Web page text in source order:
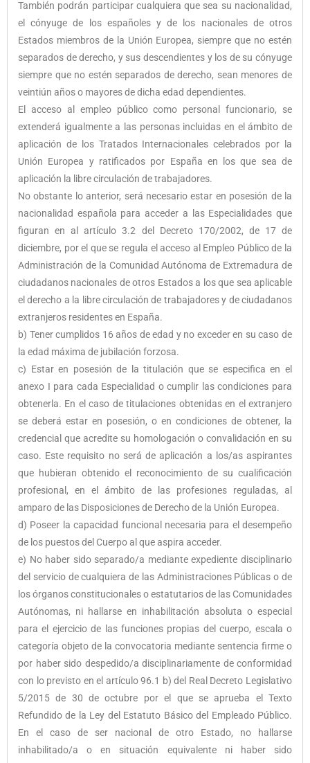
También podrán participar cualquiera que sea su nacionalidad,
el cónyuge de los españoles y de los nacionales de otros
Estados miembros de la Unión Europea, siempre que no estén
separados de derecho, y sus descendientes y los de su cónyuge
siempre que no estén separados de derecho, sean menores de
veintiún años o mayores de dicha edad dependientes.
El acceso al empleo público como personal funcionario, se
extenderá igualmente a las personas incluidas en el ámbito de
aplicación de los Tratados Internacionales celebrados por la
Unión Europea y ratificados por España en los que sea de
aplicación la libre circulación de trabajadores.
No obstante lo anterior, será necesario estar en posesión de la
nacionalidad española para acceder a las Especialidades que
figuran en al artículo 3.2 del Decreto 170/2002, de 17 de
diciembre, por el que se regula el acceso al Empleo Público de la
Administración de la Comunidad Autónoma de Extremadura de
ciudadanos nacionales de otros Estados a los que sea aplicable
el derecho a la libre circulación de trabajadores y de ciudadanos
extranjeros residentes en España.
b) Tener cumplidos 16 años de edad y no exceder en su caso de
la edad máxima de jubilación forzosa.
c) Estar en posesión de la titulación que se especifica en el
anexo I para cada Especialidad o cumplir las condiciones para
obtenerla. En el caso de titulaciones obtenidas en el extranjero
se deberá estar en posesión, o en condiciones de obtener, la
credencial que acredite su homologación o convalidación en su
caso. Este requisito no será de aplicación a los/as aspirantes
que hubieran obtenido el reconocimiento de su cualificación
profesional, en el ámbito de las profesiones reguladas, al
amparo de las Disposiciones de Derecho de la Unión Europea.
d) Poseer la capacidad funcional necesaria para el desempeño
de los puestos del Cuerpo al que aspira acceder.
e) No haber sido separado/a mediante expediente disciplinario
del servicio de cualquiera de las Administraciones Públicas o de
los órganos constitucionales o estatutarios de las Comunidades
Autónomas, ni hallarse en inhabilitación absoluta o especial
para el ejercicio de las funciones propias del cuerpo, escala o
categoría objeto de la convocatoria mediante sentencia firme o
por haber sido despedido/a disciplinariamente de conformidad
con lo previsto en el artículo 96.1 b) del Real Decreto Legislativo
5/2015 de 30 de octubre por el que se aprueba el Texto
Refundido de la Ley del Estatuto Básico del Empleado Público.
En el caso de ser nacional de otro Estado, no hallarse
inhabilitado/a o en situación equivalente ni haber sido